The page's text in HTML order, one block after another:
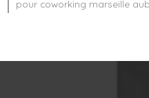
pour coworking marseille